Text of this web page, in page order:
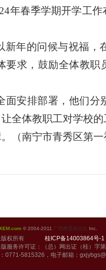
年春季学期开学工
年的问候与祝福，
要求，鼓励全体教
安排部署，他们分
全体教职工对学校
（南宁市青秀区第
© 2004-2011 广西教育杂志社 Inc.
社版权所有 桂ICP备14003864号-1
服务许可证：（总）网出证（桂）字
0771-5815326，电子邮箱：